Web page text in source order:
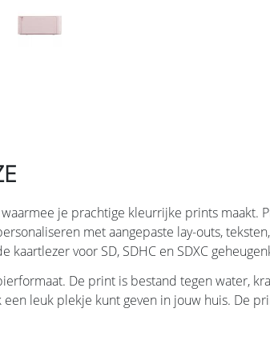
je prachtige kleurrijke prints maakt.
met aangepaste lay-outs,
voor SD, SDHC en SDXC
De print is bestand tegen water,
leuk plekje kunt geven in jouw huis. De